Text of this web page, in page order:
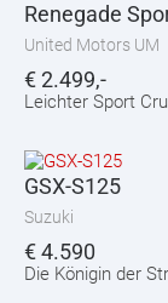
Renegade
United Motors UM
€2.499,-
Leichter Sport
GSX-S125
Suzuki
€4.590
Die Königin der